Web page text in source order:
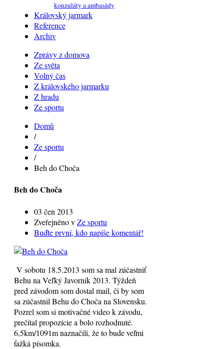
konzuláty a ambasády
Královský jarmark
Reference
Archiv
Zprávy z domova
Ze světa
Volný čas
Z královského jarmarku
Z hradu
Ze sportu
Domů
/
Ze sportu
/
Beh do Choča
Beh do Choča
03 čen 2013
Zveřejněno vZe sportu
Buďte první, kdo napíše komentář!
V sobotu 18.5.2013 som sa mal zúčastniť
Behu na Veľký Javorník 2013. Týždeň
pred závodom som dostal mail, či by som
sa zúčastnil Behu do Choča na Slovensku.
Pozrel som si motivačné video k závodu,
prečítal propozície a bolo rozhodnuté.
6,5km/1091m naznačili, že to bude veľmi
ťažká písomka.